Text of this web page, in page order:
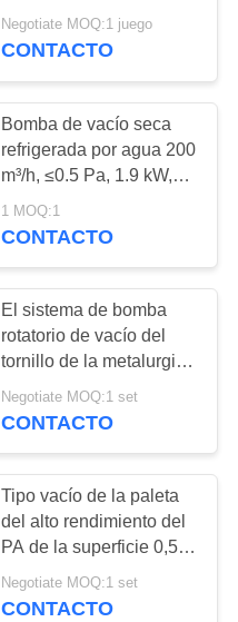
Vacuum Pump for
Semiconductor
Negotiate MOQ:1 juego
CONTACTO
Bomba de vacío seca
refrigerada por agua 200
m³/h, ≤0.5 Pa, 1.9 kW,
GRM201
1 MOQ:1
CONTACTO
El sistema de bomba
rotatorio de vacío del
tornillo de la metalurgia,
bomba del forro
GSD120 el ³ /h de 600 m
Negotiate MOQ:1 set
CONTACTO
Tipo vacío de la paleta
del alto rendimiento del
PA de la superficie 0,5
de la pintura de la
bomba de vacío último
Negotiate MOQ:1 set
CONTACTO